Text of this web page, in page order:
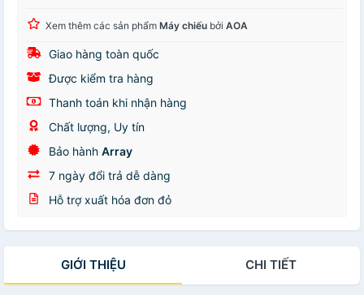
Xem thêm các sản phẩm Máy chiếu bởi AOA
Giao hàng toàn quốc
Được kiểm tra hàng
Thanh toán khi nhận hàng
Chất lượng, Uy tín
Bảo hành Array
7 ngày đổi trả dễ dàng
Hỗ trợ xuất hóa đơn đỏ
GIỚI THIỆU CHI TIẾT